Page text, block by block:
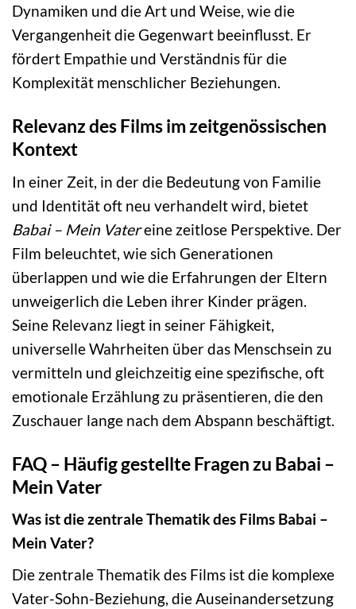
Dynamiken und die Art und Weise, wie die
Vergangenheit die Gegenwart beeinflusst. Er
fördert Empathie und Verständnis für die
Komplexität menschlicher Beziehungen.
Relevanz des Films im zeitgenössischen
Kontext
In einer Zeit, in der die Bedeutung von Familie
und Identität oft neu verhandelt wird, bietet
Babai – Mein Vatereine zeitlose Perspektive. Der
Film beleuchtet, wie sich Generationen
überlappen und wie die Erfahrungen der Eltern
unweigerlich die Leben ihrer Kinder prägen.
Seine Relevanz liegt in seiner Fähigkeit,
universelle Wahrheiten über das Menschsein zu
vermitteln und gleichzeitig eine spezifische, oft
emotionale Erzählung zu präsentieren, die den
Zuschauer lange nach dem Abspann beschäftigt.
FAQ – Häufig gestellte Fragen zu Babai –
Mein Vater
Was ist die zentrale Thematik des Films Babai –
Mein Vater?
Die zentrale Thematik des Films ist die komplexe
Vater-Sohn-Beziehung, die Auseinandersetzung